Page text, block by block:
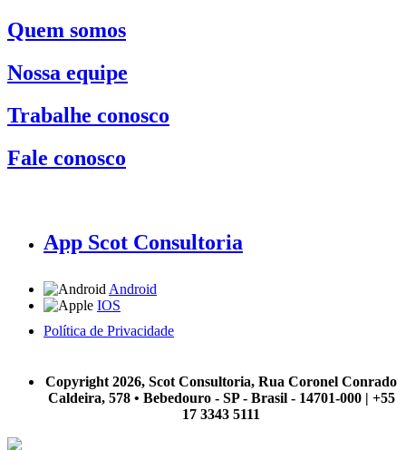
Quem somos
Nossa equipe
Trabalhe conosco
Fale conosco
App Scot Consultoria
Android
IOS
Política de Privacidade
Copyright 2026, Scot Consultoria, Rua Coronel Conrado
Caldeira, 578 • Bebedouro - SP - Brasil - 14701-000 | +55
17 3343 5111